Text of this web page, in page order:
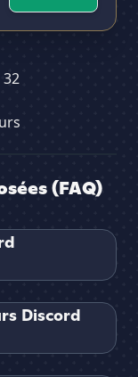
32
(FAQ)
Discord